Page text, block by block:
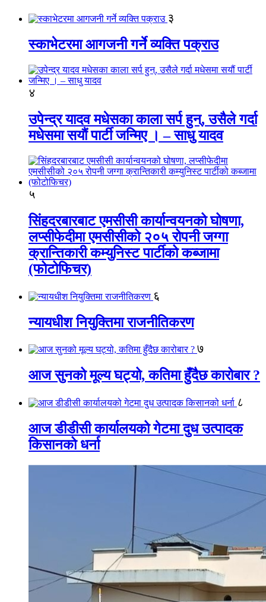
३
स्काभेटरमा आगजनी गर्ने व्यक्ति पक्राउ
४
उपेन्द्र यादव मधेसका काला सर्प हुन्, उसैले गर्दा
मधेसमा सयौं पार्टी जन्मिए । – साधु यादव
५
सिंहदरबारबाट एमसीसी कार्यान्वयनको घोषणा,
लप्सीफेदीमा एमसीसीको २०५ रोपनी जग्गा
क्रान्तिकारी कम्युनिस्ट पार्टीको कब्जामा
(फोटोफिचर)
६
न्यायधीश नियुक्तिमा राजनीतिकरण
७
आज सुनको मूल्य घट्यो, कतिमा हुँदैछ कारोबार ?
८
आज डीडीसी कार्यालयको गेटमा दुध उत्पादक
किसानको धर्ना